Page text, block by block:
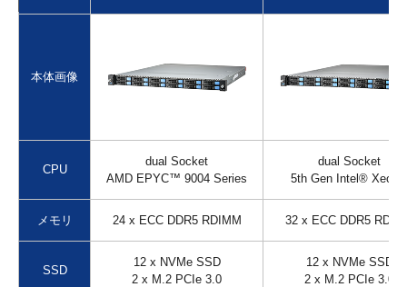
本体画像
CPU
dual Socket
AMD EPYC™ 9004 Series
dual Socket
5th Gen Intel® Xeon®
メモリ 24 x ECC DDR5 RDIMM 32 x ECC DDR5
SSD
12 x NVMe SSD
2 x M.2 PCIe 3.0
12 x NVMe SSD
2 x M.2 PCIe 3.0